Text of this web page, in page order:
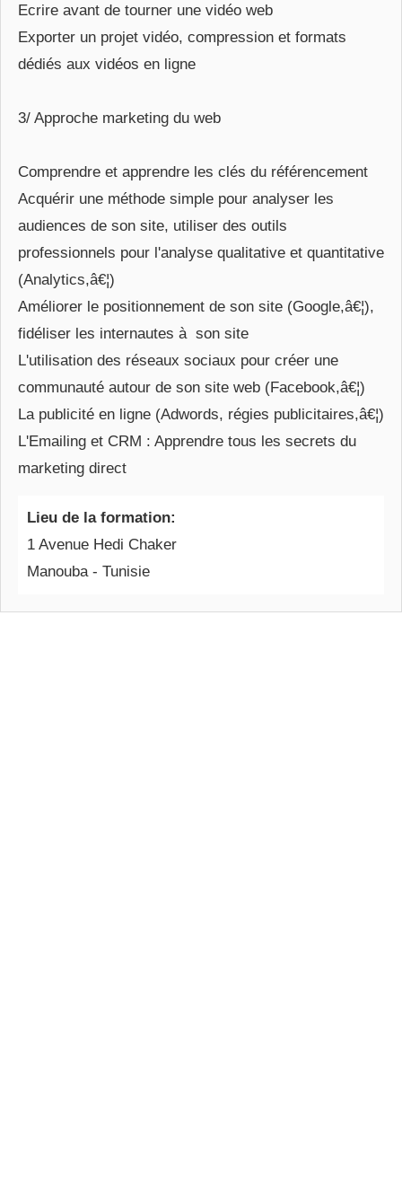
Ecrire avant de tourner une vidéo web
Exporter un projet vidéo, compression et formats
dédiés aux vidéos en ligne
3/ Approche marketing du web
Comprendre et apprendre les clés du référencement
Acquérir une méthode simple pour analyser les
audiences de son site, utiliser des outils
professionnels pour l'analyse qualitative et quantitative
(Analytics,â€¦)
Améliorer le positionnement de son site (Google,â€¦),
fidéliser les internautes à son site
L'utilisation des réseaux sociaux pour créer une
communauté autour de son site web (Facebook,â€¦)
La publicité en ligne (Adwords, régies publicitaires,â€¦)
L'Emailing et CRM : Apprendre tous les secrets du
marketing direct
Lieu de la formation:
1 Avenue Hedi Chaker
Manouba - Tunisie